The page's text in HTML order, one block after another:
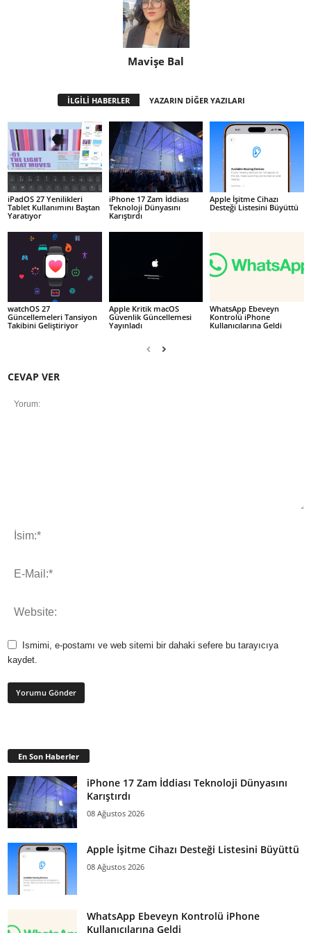
Mavişe Bal
İLGİLİ HABERLER YAZARIN DİĞER YAZILARI
iPadOS 27 Yenilikleri
Tablet Kullanımını Baştan
Yaratıyor
iPhone 17 Zam İddiası
Teknoloji Dünyasını
Karıştırdı
Apple İşitme Cihazı
Desteği Listesini Büyüttü
watchOS 27
Güncellemeleri Tansiyon
Takibini Geliştiriyor
Apple Kritik macOS
Güvenlik Güncellemesi
Yayınladı
WhatsApp Ebeveyn
Kontrolü iPhone
Kullanıcılarına Geldi
CEVAP VER
Ismimi, e-postamı ve web sitemi bir dahaki sefere bu tarayıcıya
kaydet.
En Son Haberler
iPhone 17 Zam İddiası Teknoloji Dünyasını
Karıştırdı
08 Ağustos 2026
Apple İşitme Cihazı Desteği Listesini Büyüttü
08 Ağustos 2026
WhatsApp Ebeveyn Kontrolü iPhone
Kullanıcılarına Geldi